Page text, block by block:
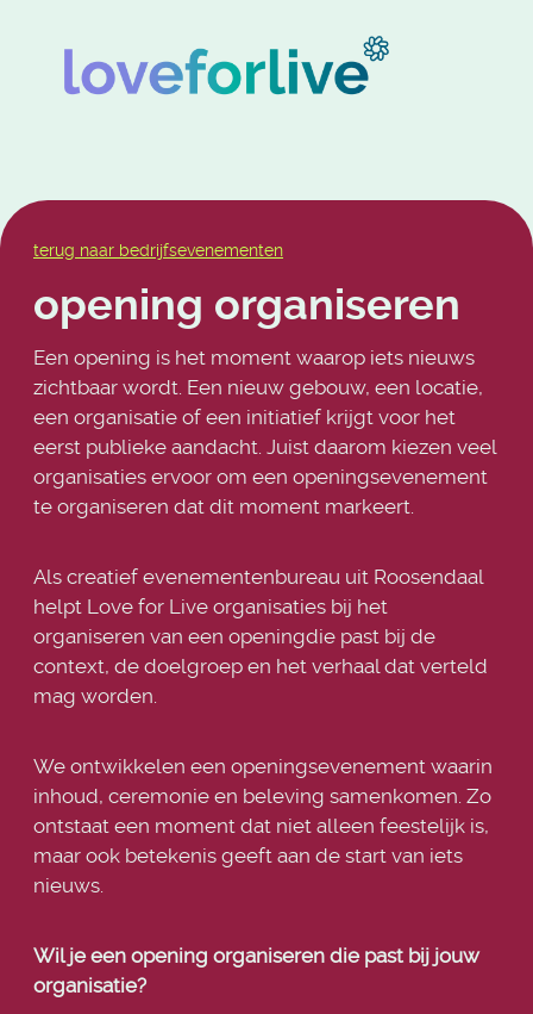
terug naar bedrijfsevenementen
opening organiseren
Een opening is het moment waarop iets nieuws
zichtbaar wordt. Een nieuw gebouw, een locatie,
een organisatie of een initiatief krijgt voor het
eerst publieke aandacht. Juist daarom kiezen veel
organisaties ervoor om een openingsevenement
te organiseren dat dit moment markeert.
Als creatief evenementenbureau uit Roosendaal
helpt Love for Live organisaties bij het
organiseren van een openingdie past bij de
context, de doelgroep en het verhaal dat verteld
mag worden.
We ontwikkelen een openingsevenement waarin
inhoud, ceremonie en beleving samenkomen. Zo
ontstaat een moment dat niet alleen feestelijk is,
maar ook betekenis geeft aan de start van iets
nieuws.
Wil je een opening organiseren die past bij jouw
organisatie?